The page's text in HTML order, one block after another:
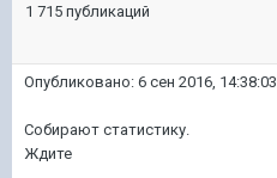
1 715 публикаций
Опубликовано: 6 сен 2016, 14:38:03
Собирают статистику.
Ждите